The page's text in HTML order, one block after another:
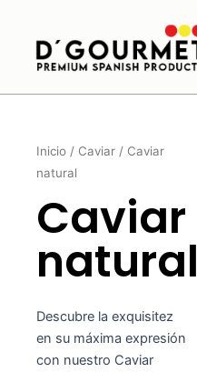
contenido
Inicio / Caviar / Caviar
natural
Caviar
natural
Descubre la exquisitez
en su máxima expresión
con nuestro Caviar